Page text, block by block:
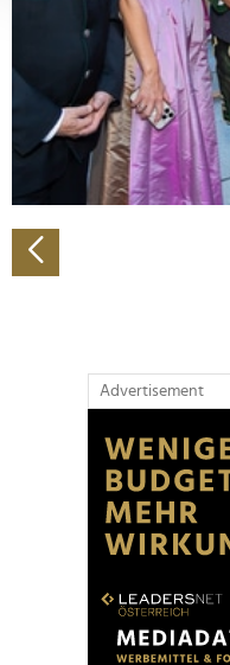
verarbeitet werden,
Abschnitt Einzelheiten
Wir verwenden
personalisieren,
zu können und die
analysieren. Außerdem
Verwendung unserer
soziale Medien,
Partner führen diese
Advertisement